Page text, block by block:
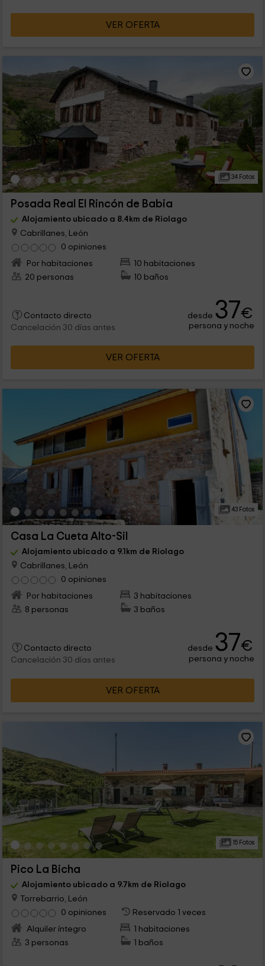
VER OFERTA
34 Fotos
Posada Real El Rincón de Babia
Alojamiento ubicado a 8.4km de Riolago
Cabrillanes, León
0 opiniones
Por habitaciones
10 habitaciones
20 personas
10 baños
Contacto directo
Cancelación 30 días antes
desde 37€
persona y noche
VER OFERTA
43 Fotos
Casa La Cueta Alto-Sil
Alojamiento ubicado a 9.1km de Riolago
Cabrillanes, León
0 opiniones
Por habitaciones
3 habitaciones
8 personas
3 baños
Contacto directo
Cancelación 30 días antes
desde 37€
persona y noche
VER OFERTA
15 Fotos
Pico La Bicha
Alojamiento ubicado a 9.7km de Riolago
Torrebarrio, León
0 opiniones
Reservado 1 veces
Alquiler íntegro
1 habitaciones
3 personas
1 baños